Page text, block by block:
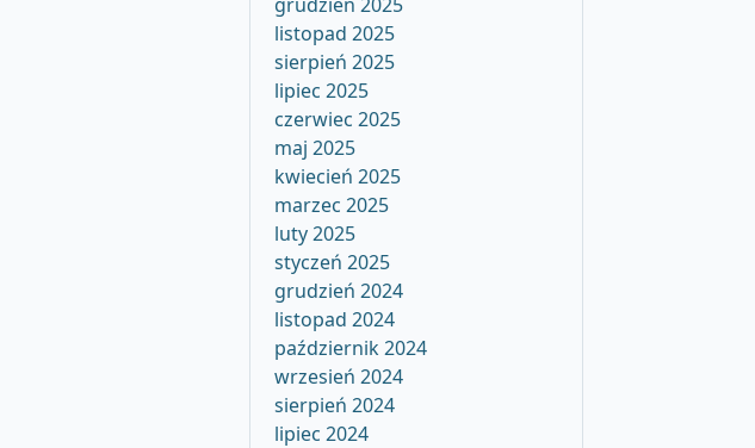
listopad 2025
sierpień 2025
lipiec 2025
czerwiec 2025
maj 2025
kwiecień 2025
marzec 2025
luty 2025
styczeń 2025
grudzień 2024
listopad 2024
październik 2024
wrzesień 2024
sierpień 2024
lipiec 2024